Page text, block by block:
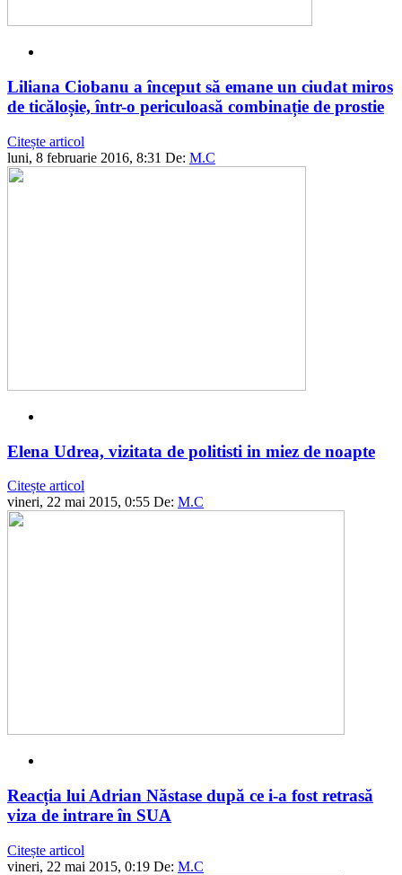
Liliana Ciobanu a început să emane un ciudat miros
de ticăloșie, într-o periculoasă combinație de prostie
Citește articol
luni, 8 februarie 2016, 8:31 De: M.C
Elena Udrea, vizitata de politisti in miez de noapte
Citește articol
vineri, 22 mai 2015, 0:55 De: M.C
Reacția lui Adrian Năstase după ce i-a fost retrasă
viza de intrare în SUA
Citește articol
vineri, 22 mai 2015, 0:19 De: M.C